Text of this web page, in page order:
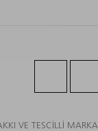
VE TESCILLI MARKA